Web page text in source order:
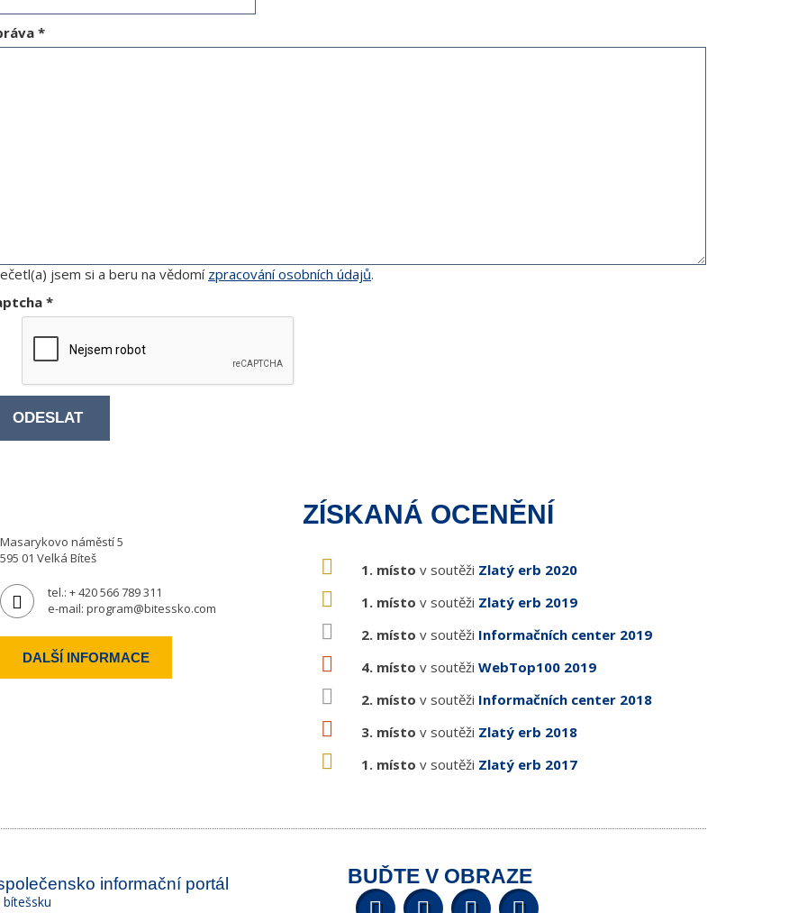
*
jsem si a beru na vědomí zpracování osobních údajů.
*
ODESLAT
Masarykovo náměstí 5
595 01 Velká Bíteš
tel.: + 420 566 789 311
e-mail: program@bitessko.com
DALŠÍ INFORMACE
ZÍSKANÁ OCENĚNÍ
1. místo v soutěži Zlatý erb 2020
1. místo v soutěži Zlatý erb 2019
2. místo v soutěži Informačních center 2019
4. místo v soutěži WebTop100 2019
2. místo v soutěži Informačních center 2018
3. místo v soutěži Zlatý erb 2018
1. místo v soutěži Zlatý erb 2017
informační portál BUĎTE V OBRAZE